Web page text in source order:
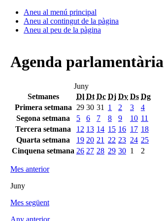
Aneu al menú principal
Aneu al contingut de la pàgina
Aneu al peu de la pàgina
Agenda parlamentària
Juny
Setmanes
Dl Dt Dc Dj Dv Ds Dg
Primera setmana
29 30 31 1 2 3
4
Segona setmana
5 6 7 8 9 10 11
Tercera setmana
12 13 14 15 16 17 18
Quarta setmana
19 20 21 22 23 24 25
Cinquena setmana 26 27 28 29 30 1 2
Mes anterior
Juny
Mes següent
Any anterior